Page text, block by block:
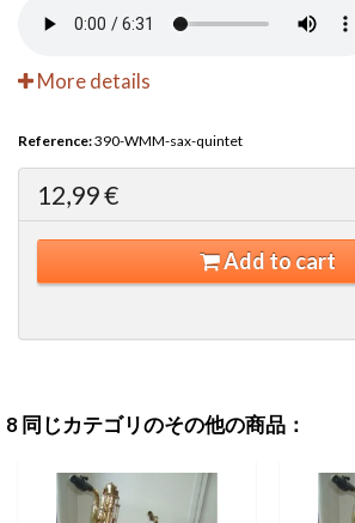
More details
Reference:390-WMM-sax-quintet
12,99 €
Add to cart
8 同じカテゴリのその他の商品：